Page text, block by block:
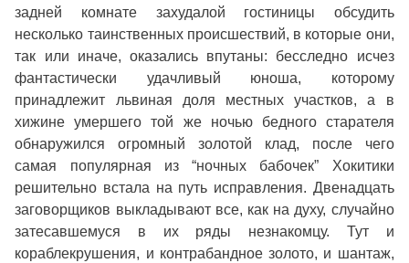
задней комнате захудалой гостиницы обсудить
несколько таинственных происшествий, в которые они,
так или иначе, оказались впутаны: бесследно исчез
фантастически удачливый юноша, которому
принадлежит львиная доля местных участков, а в
хижине умершего той же ночью бедного старателя
обнаружился огромный золотой клад, после чего
самая популярная из “ночных бабочек” Хокитики
решительно встала на путь исправления. Двенадцать
заговорщиков выкладывают все, как на духу, случайно
затесавшемуся в их ряды незнакомцу. Тут и
кораблекрушения, и контрабандное золото, и шантаж,